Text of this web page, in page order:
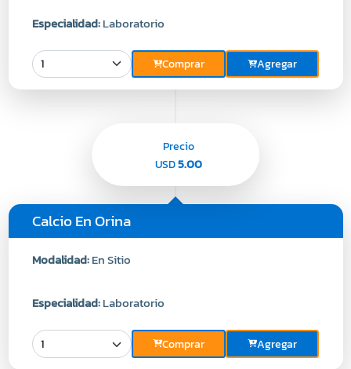
Especialidad:Laboratorio
Comprar Agregar
Calcio En Orina
Modalidad:En Sitio
Especialidad:Laboratorio
Comprar Agregar
Precio
USD5.00